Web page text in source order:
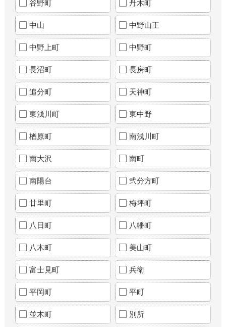
谷野町 丹木町
中山 中野山王
中野上町 中野町
長沼町 長房町
追分町 天神町
東浅川町 東中野
楢原町 南浅川町
南大沢 南町
南陽台 弐分方町
廿里町 梅坪町
八日町 八幡町
八木町 美山町
富士見町 兵衛
平岡町 平町
並木町 別所